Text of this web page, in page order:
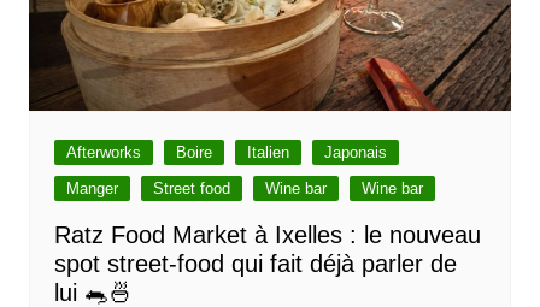
Afterworks Boire Italien
Japonais
Manger
Street food Wine bar Wine bar
Ratz Food Market à Ixelles : le nouveau
spot street-food qui fait déjà parler de
lui 🐀🍜